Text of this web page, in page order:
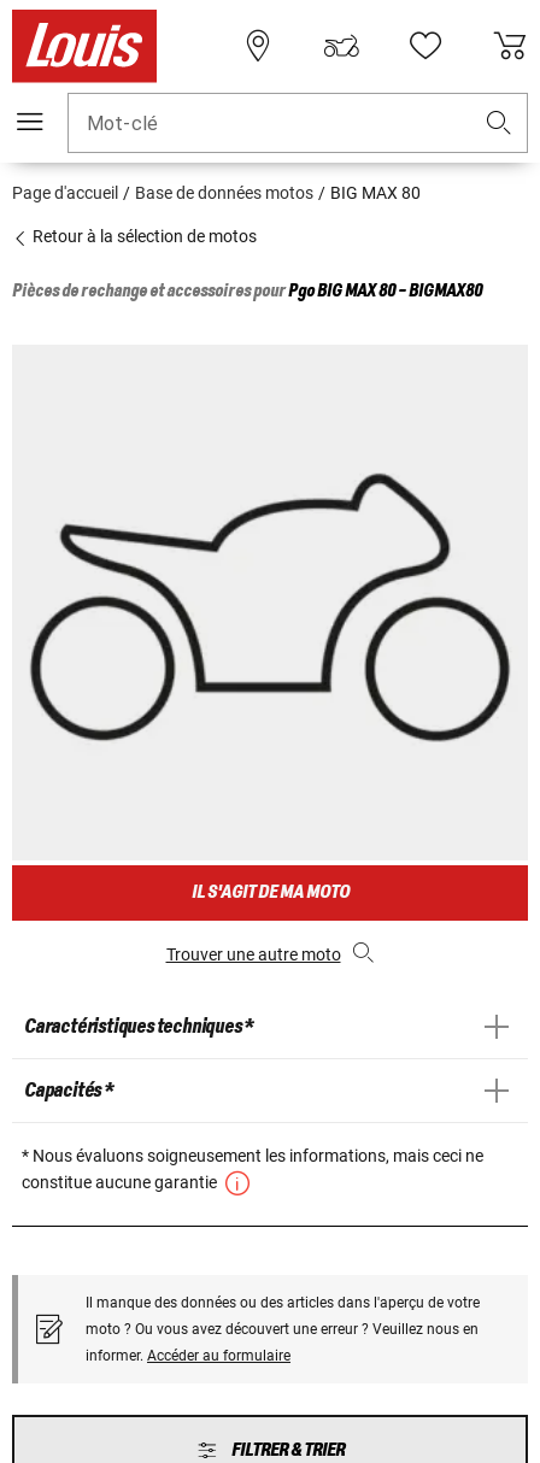
Mot-clé
Page d'accueil Base de données motos BIG MAX 80
Retour à la sélection de motos
Pièces de rechange et accessoires pourPgoBIG MAX 80 - BIGMAX80
IL S'AGIT DE MA MOTO
Trouver une autre moto
Caractéristiques techniques *
Capacités *
* Nous évaluons soigneusement les informations, mais ceci ne
constitue aucune garantie
Il manque des données ou des articles dans l'aperçu de votre
moto ? Ou vous avez découvert une erreur ? Veuillez nous en
informer. Accéder au formulaire
FILTRER & TRIER